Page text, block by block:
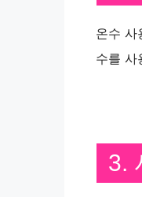
온수 사
수를 사
3.